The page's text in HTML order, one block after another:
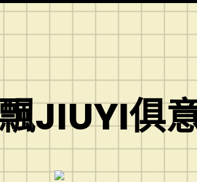
JIUYI俱